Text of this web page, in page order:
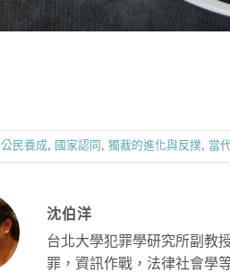
公民養成, 國家認同 , 獨裁的進化與反撲, 當
沈伯洋
台北大學犯罪學研究所副教
罪，資訊作戰，法律社會學